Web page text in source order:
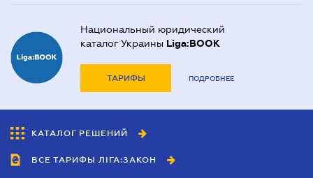
Национальный юридический
каталог Украины Liga:BOOK
ТАРИФЫ ПОДРОБНЕЕ
КАТАЛОГ РЕШЕНИЙ
ВСЕ ТАРИФЫ ЛІГА:ЗАКОН